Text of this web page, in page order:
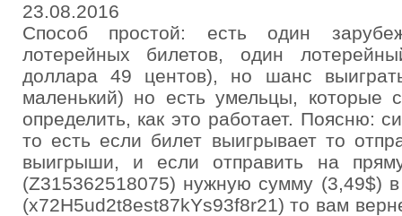
23.08.2016
Способ простой: есть один
лотерейных билетов, один
доллара 49 центов), но шанс
маленький) но есть умельцы, которые
определить, как это работает. Поясню:
то есть если билет выигрывает то
выигрыши, и если отправить на
(Z315362518075) нужную сумму (3,49$)
(x72H5ud2t8est87kYs93f8r21) то вам